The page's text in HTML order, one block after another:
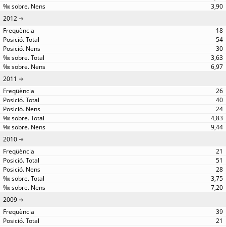
3,90
2012
18
54
30
3,63
6,97
2011
26
40
24
4,83
9,44
2010
21
51
28
3,75
7,20
2009
39
21